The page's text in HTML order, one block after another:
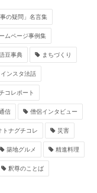
事の疑問」名言集
ムページ事例集
豆事典 まちづくり
インスタ法話
コレポート
信 僧侶インタビュー
トナグチコレ 災害
築地グルメ 精進料理
釈尊のことば